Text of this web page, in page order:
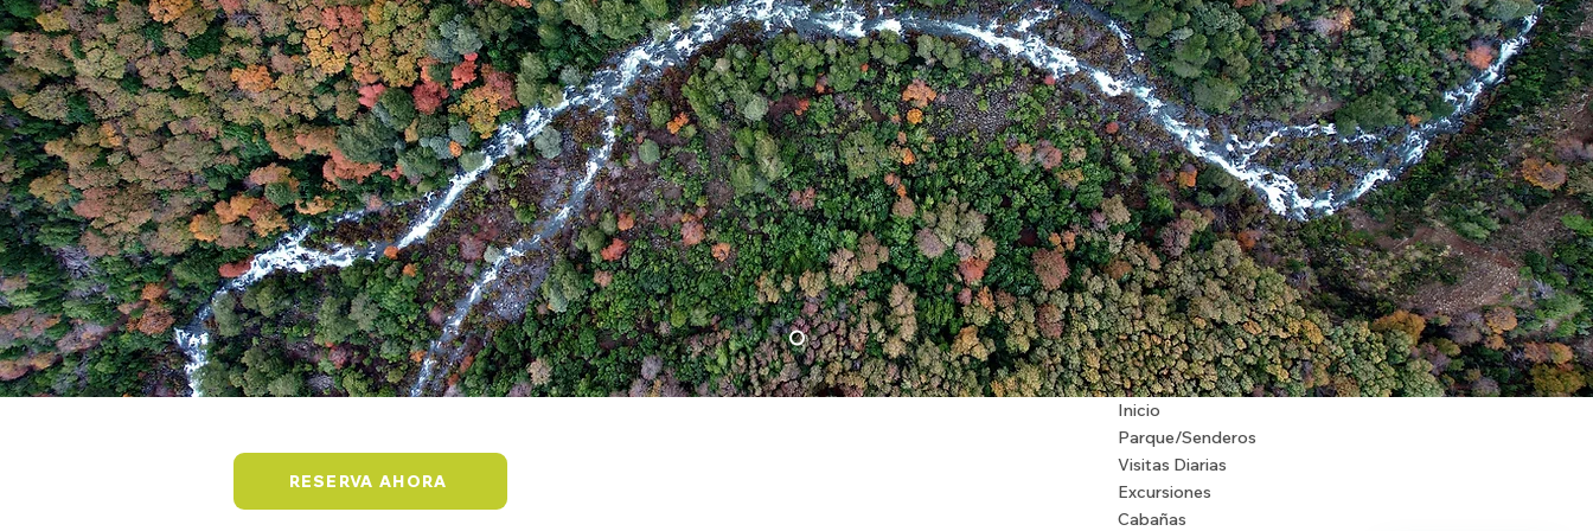
RESERVA AHORA
Inicio
Parque/Senderos
Visitas Diarias
Excursiones
Cabañas